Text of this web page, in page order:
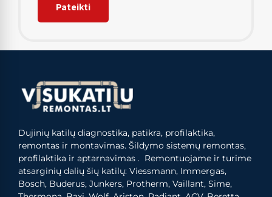
Dujinių katilų diagnostika, patikra, profilaktika,
remontas ir montavimas. Šildymo sistemų remontas,
profilaktika ir aptarnavimas . Remontuojame ir turime
atsarginių dalių šių katilų: Viessmann, Immergas,
Bosch, Buderus, Junkers, Protherm, Vaillant, Sime,